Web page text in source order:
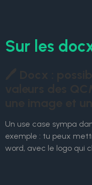
Sur les
Un use case sympa
exemple : tu peux
word, avec le logo qui